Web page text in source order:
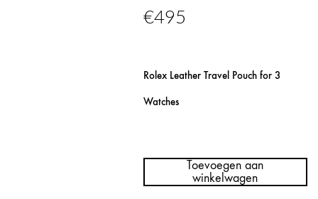
€495
Rolex Leather Travel Pouch for 3
Watches
Travel
X
Toevoegen aan
winkelwagen